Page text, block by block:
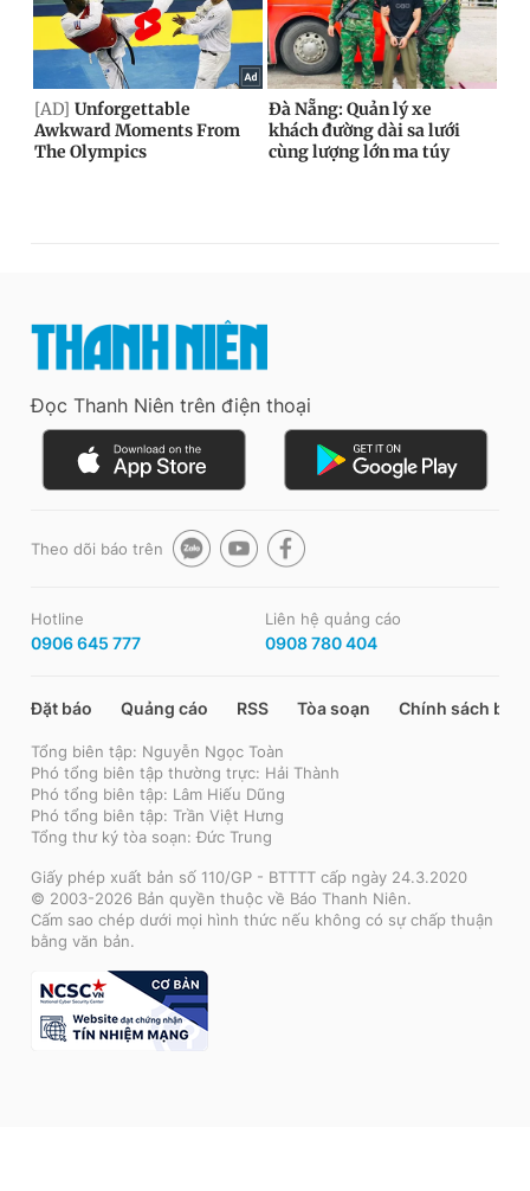
Đọc Thanh Niên trên điện thoại
Theo dõi báo trên
Hotline
0906 645 777
Liên hệ quảng cáo
0908 780 404
Đặt báo Quảng cáo RSS Tòa soạn Chính sách bảo
Tổng biên tập: Nguyễn Ngọc Toàn
Phó tổng biên tập thường trực: Hải Thành
Phó tổng biên tập: Lâm Hiếu Dũng
Phó tổng biên tập: Trần Việt Hưng
Tổng thư ký tòa soạn: Đức Trung
Giấy phép xuất bản số 110/GP - BTTTT cấp ngày 24.3.2020
© 2003-2026 Bản quyền thuộc về Báo Thanh Niên.
Cấm sao chép dưới mọi hình thức nếu không có sự chấp thuận
bằng văn bản.